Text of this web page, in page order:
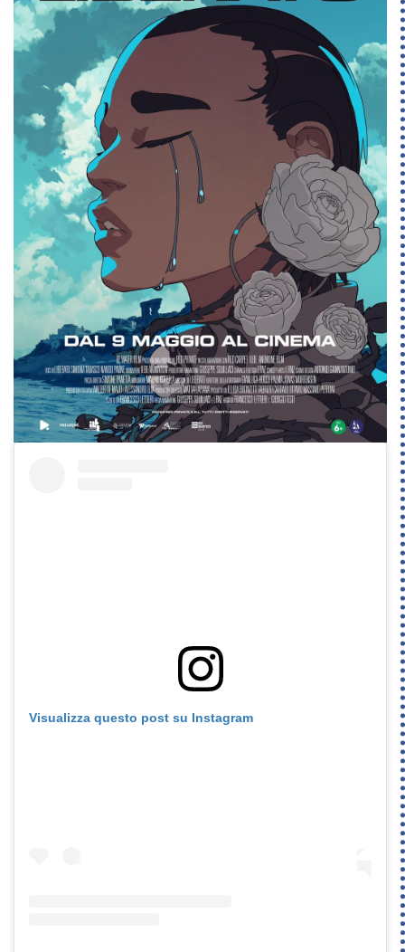
Visualizza questo post su Instagram